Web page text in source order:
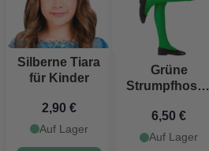
Silberne Tiara
für Kinder
2,90 €
Auf Lager
Grüne
Strumpfhosen
6,50 €
Auf Lager